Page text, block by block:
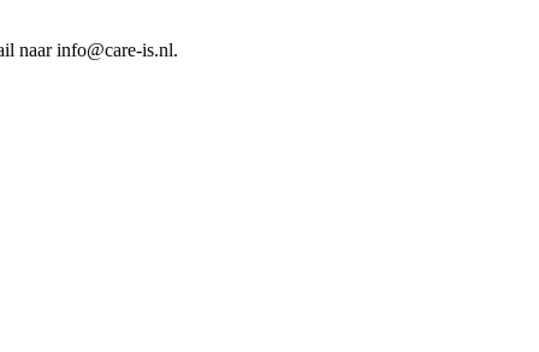
naar info@care-is.nl.